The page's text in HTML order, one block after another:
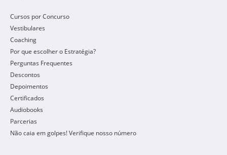
Cursos por Concurso
Vestibulares
Coaching
Por que escolher o Estratégia?
Perguntas Frequentes
Descontos
Depoimentos
Certificados
Audiobooks
Parcerias
Não caia em golpes! Verifique nosso número